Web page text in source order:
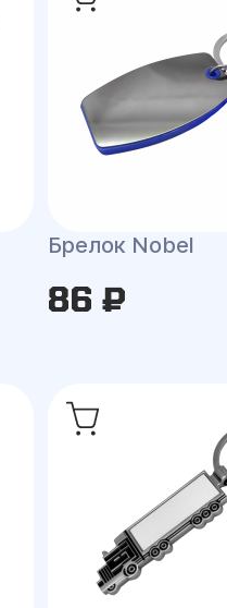
Брелок Nobel
86 ₽